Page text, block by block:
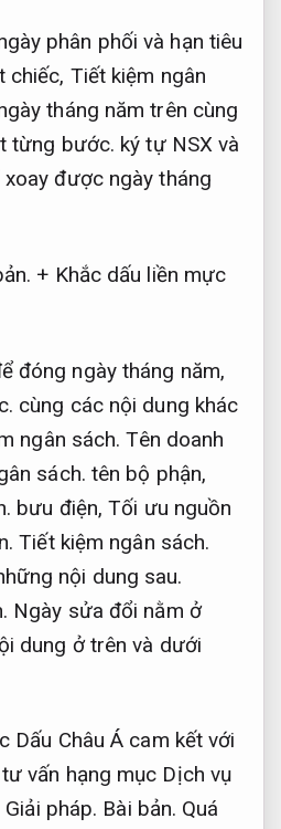
phân phối và hạn tiêu
chiếc, Tiết kiệm ngân
tháng năm trên cùng
từng bước. ký tự NSX và
được ngày tháng
+ Khắc dấu liền mực
đóng ngày tháng năm,
cùng các nội dung khác
ngân sách. Tên doanh
sách. tên bộ phận,
bưu điện,Tối ưu nguồn
Tiết kiệm ngân sách.
nội dung sau.
Ngày sửa đổi nằm ở
dung ở trên và dưới
Dấu Châu Á cam kết với
vấn hạng mục Dịch vụ
Giải pháp. Bài bản. Quá